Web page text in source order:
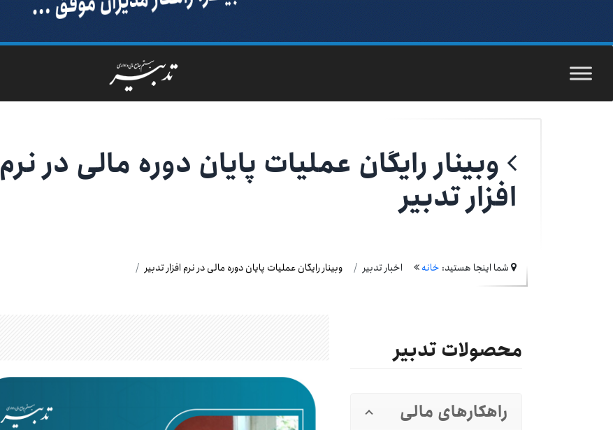
وبینار رایگان عملیات پایان دوره مالی در نرم
افزار تدبیر
شما اینجا هستید: خانه اخبار تدبیر وبینار رایگان عملیات پایان دوره مالی در نرم افزار تدبیر
محصولات تدبیر
راهکارهای مالی